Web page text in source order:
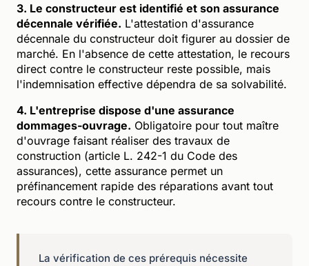
3. Le constructeur est identifié et son assurance
décennale vérifiée. L'attestation d'assurance
décennale du constructeur doit figurer au dossier de
marché. En l'absence de cette attestation, le recours
direct contre le constructeur reste possible, mais
l'indemnisation effective dépendra de sa solvabilité.
4. L'entreprise dispose d'une assurance
dommages-ouvrage. Obligatoire pour tout maître
d'ouvrage faisant réaliser des travaux de
construction (article L. 242-1 du Code des
assurances), cette assurance permet un
préfinancement rapide des réparations avant tout
recours contre le constructeur.
La vérification de ces prérequis nécessite